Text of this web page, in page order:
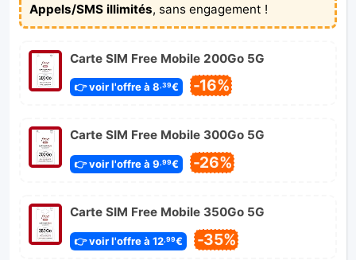
Appels/SMS illimités, sans engagement !
Carte SIM Free Mobile 200Go 5G
👉 voir l'offre à 8 ,39€ -16%
Carte SIM Free Mobile 300Go 5G
👉 voir l'offre à 9 ,99€ -26%
Carte SIM Free Mobile 350Go 5G
👉 voir l'offre à 12,99€ -35%